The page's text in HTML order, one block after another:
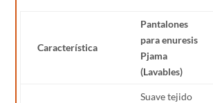
Característica
Pantalones
para enuresis
Pjama
(Lavables)
Suave tejido